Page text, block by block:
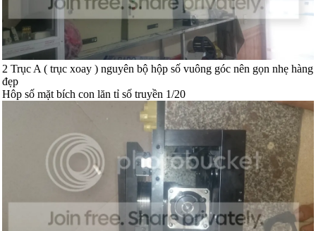
2 Trục A ( trục xoay ) nguyên bộ hộp số vuông góc nên gọn nhẹ hàng
đẹp
Hôp số mặt bích con lăn tỉ số truyền 1/20